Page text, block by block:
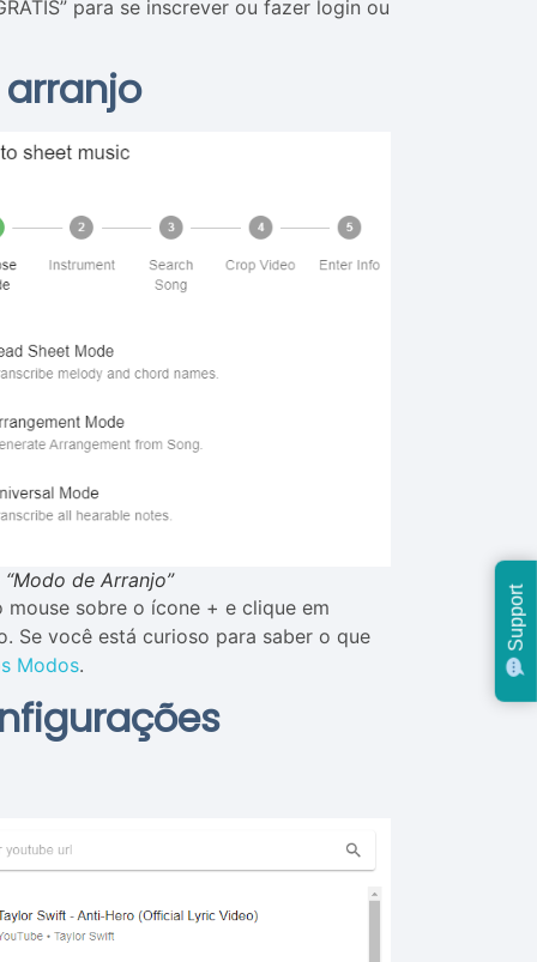
para se inscrever ou fazer login ou
de Arranjo”
sobre o ícone + e clique em
Se você está curioso para saber o que
Modos.
Support